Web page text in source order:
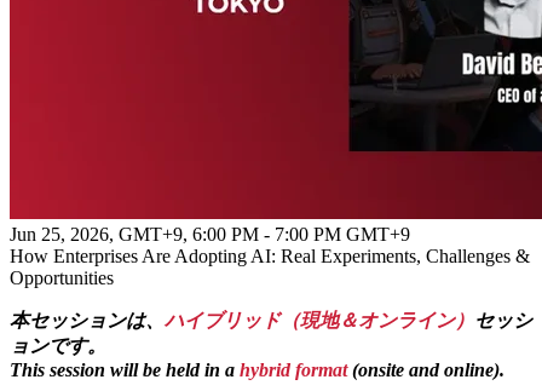
Jun 25, 2026, GMT+9, 6:00 PM - 7:00 PM GMT+9
How Enterprises Are Adopting AI: Real Experiments, Challenges &
Opportunities
本セッションは、 ハイブリッド（現地＆オンライン） セッシ
ョンです。
This session will be held in a hybrid format(onsite and online).